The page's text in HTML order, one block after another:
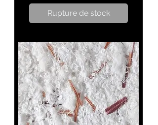
Rupture de stock